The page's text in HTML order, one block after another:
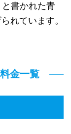
と書かれた青
れています。
金一覧